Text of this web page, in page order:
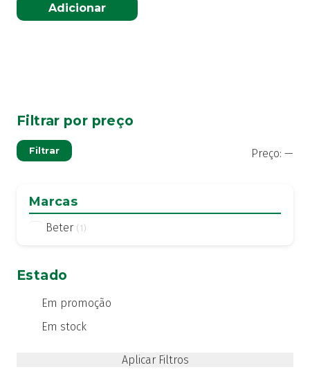
Adicionar
Filtrar por preço
Filtrar Preço: —
Marcas
Beter (1)
Estado
Em promoção
Em stock